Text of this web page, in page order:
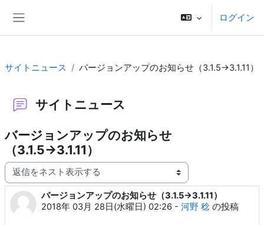
ログイン
サイトニュース バージョンアップのお知らせ（3.1.5→3.1.11）
サイトニュース
バージョンアップのお知らせ
（3.1.5→3.1.11）
表示モード
バージョンアップのお知らせ（3.1.5→3.1.11）
2018年 03月 28日(水曜日) 02:26 - 河野 稔 の投稿
返信数: 0